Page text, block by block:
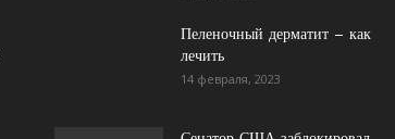
Пеленочный дерматит – как
лечить
14 февраля, 2023